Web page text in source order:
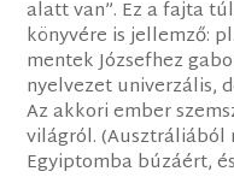
alatt van”. Ez a fajta
könyvére is jellemző:
mentek Józsefhez
nyelvezet univerzális,
Az akkori ember
világról. (Ausztráliából
Egyiptomba búzáért,